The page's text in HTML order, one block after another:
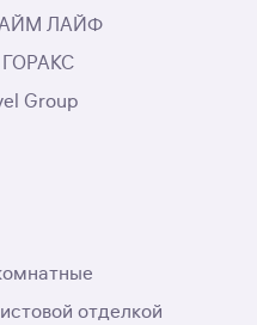
ЛАЙФ
Group
отделкой